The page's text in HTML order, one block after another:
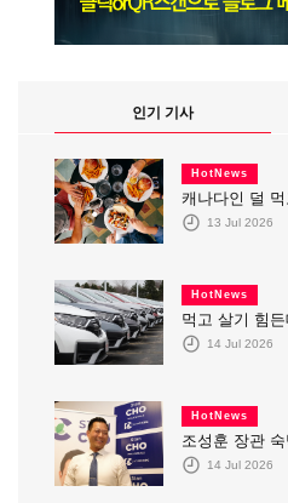
인기 기사
HotNews
캐나다인 덜
13 Jul 2026
HotNews
먹고 살기 힘
14 Jul 2026
HotNews
조성훈 장관
14 Jul 2026